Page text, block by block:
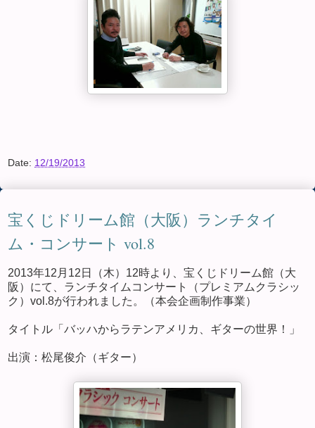
Date: 12/19/2013
宝くじドリーム館（大阪）ランチタイ
ム・コンサート vol.8
2013年12月12日（木）12時より、宝くじドリーム館（大
阪）にて、ランチタイムコンサート（プレミアムクラシッ
ク）vol.8が行われました。（本会企画制作事業）
タイトル「バッハからラテンアメリカ、ギターの世界！」
出演：松尾俊介（ギター）